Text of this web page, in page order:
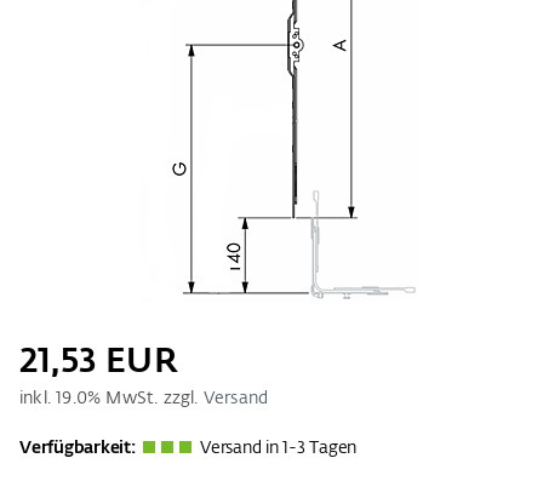
21,53 EUR
inkl. 19.0% MwSt. zzgl. Versand
Verfügbarkeit: Versand in 1-3 Tagen